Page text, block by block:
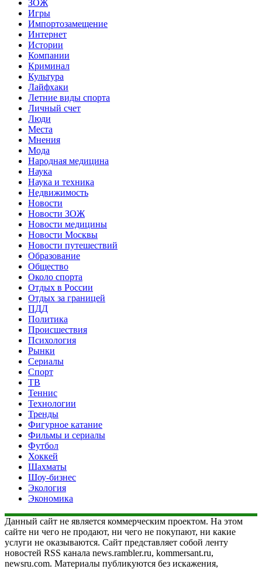
ЗОЖ
Игры
Импортозамещение
Интернет
Истории
Компании
Криминал
Культура
Лайфхаки
Летние виды спорта
Личный счет
Люди
Места
Мнения
Мода
Народная медицина
Наука
Наука и техника
Недвижимость
Новости
Новости ЗОЖ
Новости медицины
Новости Москвы
Новости путешествий
Образование
Общество
Около спорта
Отдых в России
Отдых за границей
ПДД
Политика
Происшествия
Психология
Рынки
Сериалы
Спорт
ТВ
Теннис
Технологии
Тренды
Фигурное катание
Фильмы и сериалы
Футбол
Хоккей
Шахматы
Шоу-бизнес
Экология
Экономика
Данный сайт не является коммерческим проектом. На этом
сайте ни чего не продают, ни чего не покупают, ни какие
услуги не оказываются. Сайт представляет собой ленту
новостей RSS канала news.rambler.ru, kommersant.ru,
newsru.com. Материалы публикуются без искажения,